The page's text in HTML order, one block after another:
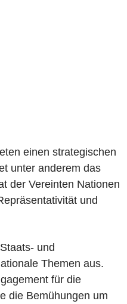
einen strategischen
unter anderem das
der Vereinten Nationen
und
und
Themen aus.
für die
die Bemühungen um